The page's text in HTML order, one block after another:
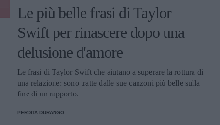
Le più belle frasi di Taylor
Swift per rinascere dopo una
delusione d'amore
Le frasi di Taylor Swift che aiutano a superare la rottura di
una relazione: sono tratte dalle sue canzoni più belle sulla
fine di un rapporto.
PERDITA DURANGO